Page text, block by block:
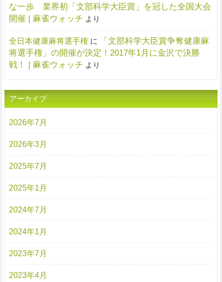
な一歩 業界初「文部科学大臣賞」を冠した全国大会
開催 | 麻雀ウォッチ より
全日本健康麻将選手権に
「文部科学大臣賞争奪健康麻
将選手権」の開催が決定！2017年1月に金沢で決勝
戦！ | 麻雀ウォッチ より
アーカイブ
2026年7月
2026年3月
2025年7月
2025年1月
2024年7月
2024年1月
2023年7月
2023年4月